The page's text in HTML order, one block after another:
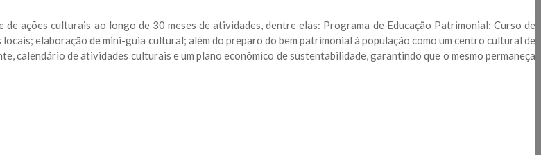
ações culturais ao longo de 30 meses de atividades, dentre elas: Programa de Educação Patrimonial; Curso de
elaboração de mini-guia cultural; além do preparo do bem patrimonial à população como um centro cultural de
calendário de atividades culturais e um plano econômico de sustentabilidade, garantindo que o mesmo permaneça